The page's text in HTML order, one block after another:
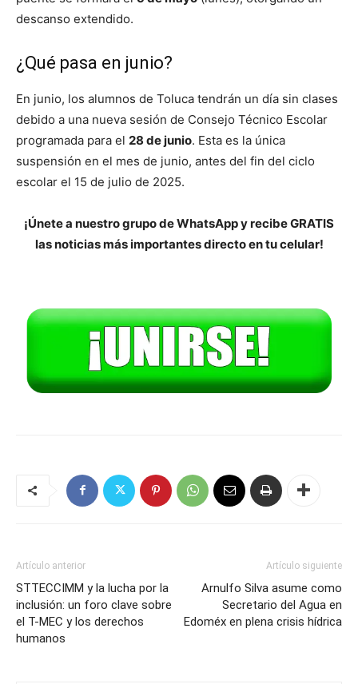
descanso extendido.
¿Qué pasa en junio?
En junio, los alumnos de Toluca tendrán un día sin clases
debido a una nueva sesión de Consejo Técnico Escolar
programada para el 28 de junio. Esta es la única
suspensión en el mes de junio, antes del fin del ciclo
escolar el 15 de julio de 2025.
¡Únete a nuestro grupo de WhatsApp y recibe GRATIS
las noticias más importantes directo en tu celular!
Artículo anterior
STTECCIMM y la lucha por la
inclusión: un foro clave sobre
el T-MEC y los derechos
humanos
Artículo siguiente
Arnulfo Silva asume como
Secretario del Agua en
Edoméx en plena crisis hídrica